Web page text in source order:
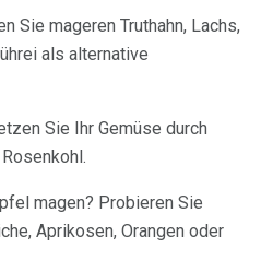
Sie mageren Truthahn, Lachs,
als alternative
Sie Ihr Gemüse durch
magen? Probieren Sie
Aprikosen, Orangen oder